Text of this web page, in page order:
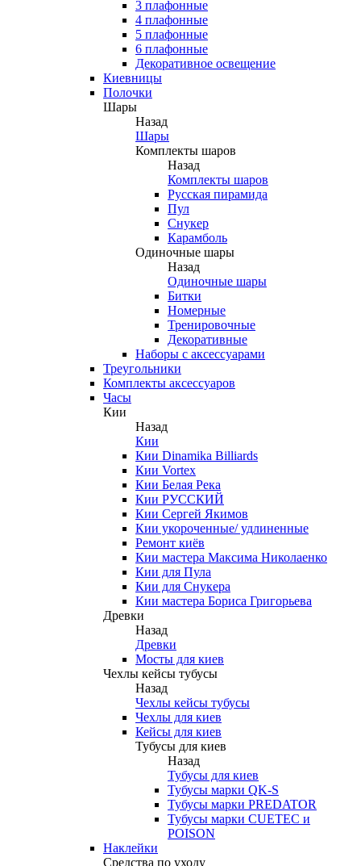
3 плафонные
4 плафонные
5 плафонные
6 плафонные
Декоративное освещение
Киевницы
Полочки
Шары
Назад
Шары
Комплекты шаров
Назад
Комплекты шаров
Русская пирамида
Пул
Снукер
Карамболь
Одиночные шары
Назад
Одиночные шары
Битки
Номерные
Тренировочные
Декоративные
Наборы с аксессуарами
Треугольники
Комплекты аксессуаров
Часы
Кии
Назад
Кии
Кии Dinamika Billiards
Кии Vortex
Кии Белая Река
Кии РУССКИЙ
Кии Сергей Якимов
Кии укороченные/ удлиненные
Ремонт киёв
Кии мастера Максима Николаенко
Кии для Пула
Кии для Снукера
Кии мастера Бориса Григорьева
Древки
Назад
Древки
Мосты для киев
Чехлы кейсы тубусы
Назад
Чехлы кейсы тубусы
Чехлы для киев
Кейсы для киев
Тубусы для киев
Назад
Тубусы для киев
Тубусы марки QK-S
Тубусы марки PREDATOR
Тубусы марки CUETEC и
POISON
Наклейки
Средства по уходу